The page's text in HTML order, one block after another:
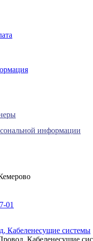
информации
01
Кабеленесущие системы
Кабеленесущие